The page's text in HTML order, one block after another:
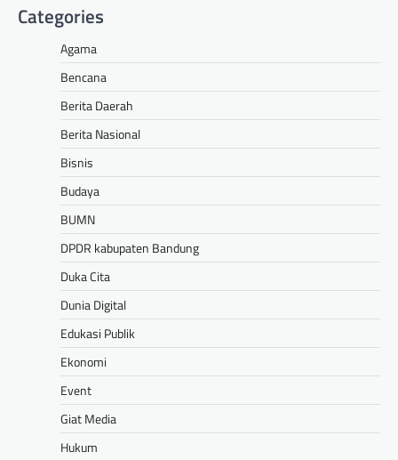
Categories
Agama
Bencana
Berita Daerah
Berita Nasional
Bisnis
Budaya
BUMN
DPDR kabupaten Bandung
Duka Cita
Dunia Digital
Edukasi Publik
Ekonomi
Event
Giat Media
Hukum